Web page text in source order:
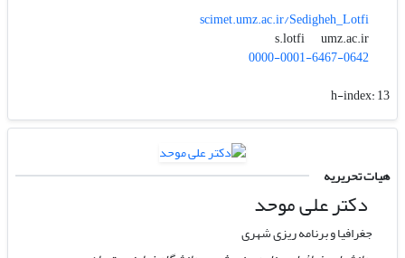
scimet.umz.ac.ir/Sedigheh_Lotfi
s.lotfi
umz.ac.ir
0000-0001-6467-0642
h-index:13
هیات تحریریه
دکتر علی موحد
جغرافیا و برنامه ریزی شهری